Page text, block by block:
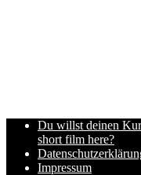
Du willst deinen
short film here?
Impressum